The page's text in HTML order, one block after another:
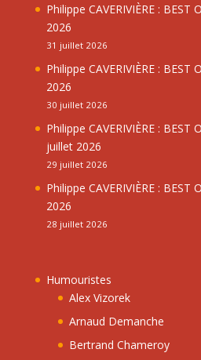
Philippe CAVERIVIÈRE :
2026
31 juillet 2026
Philippe CAVERIVIÈRE :
2026
30 juillet 2026
Philippe CAVERIVIÈRE : BEST
juillet 2026
29 juillet 2026
Philippe CAVERIVIÈRE :
2026
28 juillet 2026
Humouristes
Alex Vizorek
Arnaud Demanche
Bertrand Chameroy